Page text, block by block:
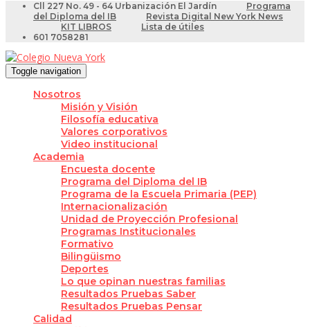
Cll 227 No. 49 - 64 Urbanización El Jardín
Programa
del Diploma del IB
Revista Digital New York News
KIT LIBROS
Lista de útiles
601 7058281
Toggle navigation
Nosotros
Misión y Visión
Filosofía educativa
Valores corporativos
Video institucional
Academia
Encuesta docente
Programa del Diploma del IB
Programa de la Escuela Primaria (PEP)
Internacionalización
Unidad de Proyección Profesional
Programas Institucionales
Formativo
Bilingüismo
Deportes
Lo que opinan nuestras familias
Resultados Pruebas Saber
Resultados Pruebas Pensar
Calidad